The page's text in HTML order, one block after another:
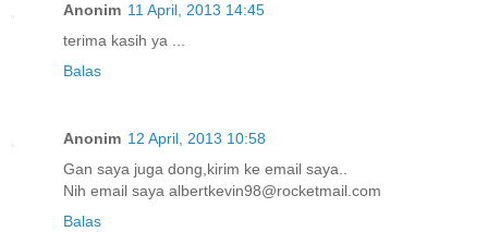
Anonim 11 April, 2013 14:45
terima kasih ya ...
Balas
Anonim 12 April, 2013 10:58
Gan saya juga dong,kirim ke email saya..
Nih email saya albertkevin98@rocketmail.com
Balas